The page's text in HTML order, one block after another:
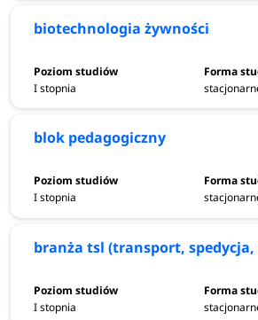
biotechnologia żywności
I stopnia
blok pedagogiczny
I stopnia
branża tsl (transport,
I stopnia